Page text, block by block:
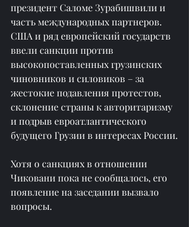
президент Саломе Зурабишвили и
часть международных партнеров.
США и ряд европейский государств
ввели санкции против
высокопоставленных грузинских
чиновников и силовиков – за
жестокие подавления протестов,
склонение страны к авторитаризму
и подрыв евроатлантического
будущего Грузии в интересах России.
Хотя о санкциях в отношении
Чиковани пока не сообщалось, его
появление на заседании вызвало
вопросы.